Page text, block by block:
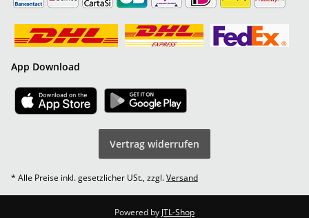
App Download
Vertrag widerrufen
* Alle Preise inkl. gesetzlicher USt., zzgl.Versand
Powered by JTL-Shop